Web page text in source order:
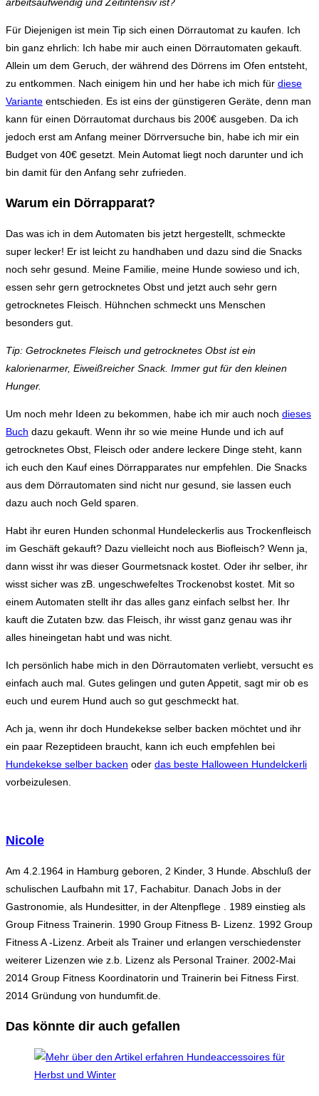
Für Diejenigen ist mein Tip sich einen Dörrautomat zu kaufen. Ich
bin ganz ehrlich: Ich habe mir auch einen Dörrautomaten gekauft.
Allein um dem Geruch, der während des Dörrens im Ofen entsteht,
zu entkommen. Nach einigem hin und her habe ich mich für diese
Variante entschieden. Es ist eins der günstigeren Geräte, denn man
kann für einen Dörrautomat durchaus bis 200€ ausgeben. Da ich
jedoch erst am Anfang meiner Dörrversuche bin, habe ich mir ein
Budget von 40€ gesetzt. Mein Automat liegt noch darunter und ich
bin damit für den Anfang sehr zufrieden.
Warum ein Dörrapparat?
Das was ich in dem Automaten bis jetzt hergestellt, schmeckte
super lecker! Er ist leicht zu handhaben und dazu sind die Snacks
noch sehr gesund. Meine Familie, meine Hunde sowieso und ich,
essen sehr gern getrocknetes Obst und jetzt auch sehr gern
getrocknetes Fleisch. Hühnchen schmeckt uns Menschen
besonders gut.
Tip: Getrocknetes Fleisch und getrocknetes Obst ist ein
kalorienarmer, Eiweißreicher Snack. Immer gut für den kleinen
Hunger.
Um noch mehr Ideen zu bekommen, habe ich mir auch noch dieses
Buch dazu gekauft. Wenn ihr so wie meine Hunde und ich auf
getrocknetes Obst, Fleisch oder andere leckere Dinge steht, kann
ich euch den Kauf eines Dörrapparates nur empfehlen. Die Snacks
aus dem Dörrautomaten sind nicht nur gesund, sie lassen euch
dazu auch noch Geld sparen.
Habt ihr euren Hunden schonmal Hundeleckerlis aus Trockenfleisch
im Geschäft gekauft? Dazu vielleicht noch aus Biofleisch? Wenn ja,
dann wisst ihr was dieser Gourmetsnack kostet. Oder ihr selber, ihr
wisst sicher was zB. ungeschwefeltes Trockenobst kostet. Mit so
einem Automaten stellt ihr das alles ganz einfach selbst her. Ihr
kauft die Zutaten bzw. das Fleisch, ihr wisst ganz genau was ihr
alles hineingetan habt und was nicht.
Ich persönlich habe mich in den Dörrautomaten verliebt, versucht es
einfach auch mal. Gutes gelingen und guten Appetit, sagt mir ob es
euch und eurem Hund auch so gut geschmeckt hat.
Ach ja, wenn ihr doch Hundekekse selber backen möchtet und ihr
ein paar Rezeptideen braucht, kann ich euch empfehlen bei
Hundekekse selber backen oder das beste Halloween Hundelckerli
vorbeizulesen.
Nicole
Am 4.2.1964 in Hamburg geboren, 2 Kinder, 3 Hunde. Abschluß der
schulischen Laufbahn mit 17, Fachabitur. Danach Jobs in der
Gastronomie, als Hundesitter, in der Altenpflege . 1989 einstieg als
Group Fitness Trainerin. 1990 Group Fitness B- Lizenz. 1992 Group
Fitness A -Lizenz. Arbeit als Trainer und erlangen verschiedenster
weiterer Lizenzen wie z.b. Lizenz als Personal Trainer. 2002-Mai
2014 Group Fitness Koordinatorin und Trainerin bei Fitness First.
2014 Gründung von hundumfit.de.
Das könnte dir auch gefallen